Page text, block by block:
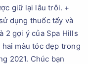
giữ lại lâu trôi. +
dụng thuốc tẩy và
2 gợi ý của Spa Hills
màu tóc đẹp trong
2021. Chúc bạn